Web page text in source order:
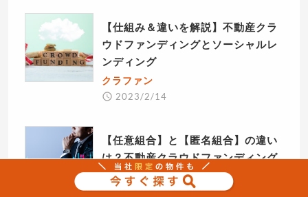
【仕組み＆違いを解説】不動産クラ
ウドファンディングとソーシャルレ
ンディング
クラファン
2023/2/14
【任意組合】と【匿名組合】の違い
は？不動産クラウドファンディング
を知ろう！
クラファン